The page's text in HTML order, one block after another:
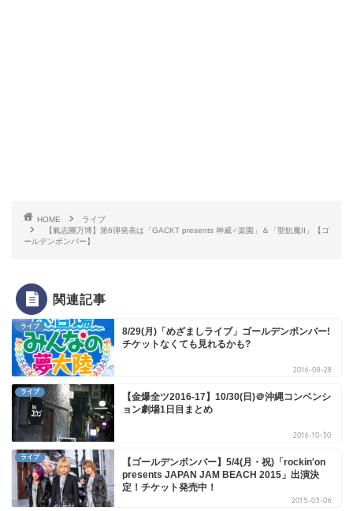
HOME
ライブ
【氣志團万博】第6弾発表は「GACKT presents 神威♂楽園」＆「聖飢魔II」【ゴ
ールデンボンバー】
関連記事
ライブ
8/29(月)「めざましライブ」ゴールデンボンバー!
チケットなくても見れるかも?
2016-08-28
ライブ
【金爆全ツ2016-17】10/30(日)＠沖縄コンベンシ
ョン劇場1日目まとめ
2016-10-30
ライブ
【ゴールデンボンバー】5/4(月・祝)「rockin'on
presents JAPAN JAM BEACH 2015」出演決
定！チケット発売中！
2015-03-06